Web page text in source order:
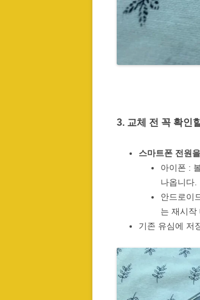
3. 교체 전 꼭 확인
스마트폰 전원
아이폰 :
나옵니다.
안드로이
는 재시작
기존 유심에 저